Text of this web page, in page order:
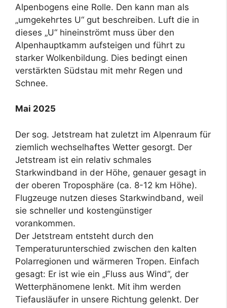
Alpenbogens eine Rolle. Den kann man als
„umgekehrtes U“ gut beschreiben. Luft die in
dieses „U“ hineinströmt muss über den
Alpenhauptkamm aufsteigen und führt zu
starker Wolkenbildung. Dies bedingt einen
verstärkten Südstau mit mehr Regen und
Schnee.
Mai 2025
Der sog. Jetstream hat zuletzt im Alpenraum für
ziemlich wechselhaftes Wetter gesorgt. Der
Jetstream ist ein relativ schmales
Starkwindband in der Höhe, genauer gesagt in
der oberen Troposphäre (ca. 8-12 km Höhe).
Flugzeuge nutzen dieses Starkwindband, weil
sie schneller und kostengünstiger
vorankommen.
Der Jetstream entsteht durch den
Temperaturunterschied zwischen den kalten
Polarregionen und wärmeren Tropen. Einfach
gesagt: Er ist wie ein „Fluss aus Wind“, der
Wetterphänomene lenkt. Mit ihm werden
Tiefausläufer in unsere Richtung gelenkt. Der